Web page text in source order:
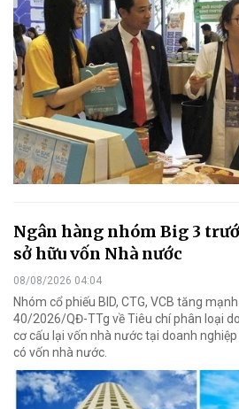
Ngân hàng nhóm Big 3
sở hữu vốn Nhà nước
08/08/2026 04:04
Nhóm cổ phiếu BID, CTG, VCB tăng
40/2026/QĐ-TTg về Tiêu chí phân loại
cơ cấu lại vốn nhà nước tại doanh
có vốn nhà nước.